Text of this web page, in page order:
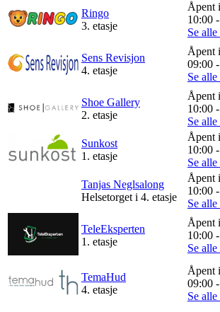
Ringo
3. etasje
Åpent
10:00
Se alle
Sens Revisjon
4. etasje
Åpent
09:00
Se alle
Shoe Gallery
2. etasje
Åpent
10:00
Se alle
Sunkost
1. etasje
Åpent
10:00
Se alle
Tanjas Neglsalong
Helsetorget i 4. etasje
Åpent
10:00
Se alle
TeleEksperten
1. etasje
Åpent
10:00
Se alle
TemaHud
4. etasje
Åpent
09:00
Se alle